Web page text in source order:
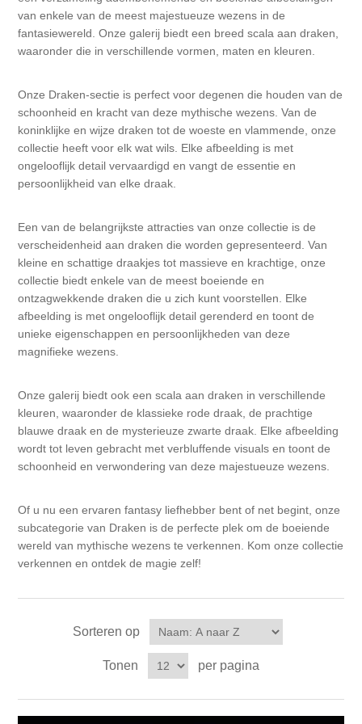
Stompkaarsen
Magic
Personen
Steampunk
Andere Afbeeldingen
60 bij 40 cm
Alcohol ink
Embossing
Foto's
Gesso - Mediums
Inkt
Inkleuren
Gummiapan
Lavinia Stamps
CraftEmotions
Cadence
Distress
Ranger
Staedtler
Inspiratie
Kaarten 2025
Kaarten 2024
Kaarten 2023
kaarten 2022
Art journal 2022
van enkele van de meest majestueuze wezens in de
fantasiewereld. Onze galerij biedt een breed scala aan draken,
waaronder die in verschillende vormen, maten en kleuren.
Onze Draken-sectie is perfect voor degenen die houden van de
schoonheid en kracht van deze mythische wezens. Van de
koninklijke en wijze draken tot de woeste en vlammende, onze
collectie heeft voor elk wat wils. Elke afbeelding is met
ongelooflijk detail vervaardigd en vangt de essentie en
persoonlijkheid van elke draak.
Een van de belangrijkste attracties van onze collectie is de
verscheidenheid aan draken die worden gepresenteerd. Van
kleine en schattige draakjes tot massieve en krachtige, onze
collectie biedt enkele van de meest boeiende en
ontzagwekkende draken die u zich kunt voorstellen. Elke
afbeelding is met ongelooflijk detail gerenderd en toont de
unieke eigenschappen en persoonlijkheden van deze
magnifieke wezens.
Onze galerij biedt ook een scala aan draken in verschillende
kleuren, waaronder de klassieke rode draak, de prachtige
blauwe draak en de mysterieuze zwarte draak. Elke afbeelding
wordt tot leven gebracht met verbluffende visuals en toont de
schoonheid en verwondering van deze majestueuze wezens.
Of u nu een ervaren fantasy liefhebber bent of net begint, onze
subcategorie van Draken is de perfecte plek om de boeiende
wereld van mythische wezens te verkennen. Kom onze collectie
verkennen en ontdek de magie zelf!
Sorteren op
Tonen per pagina